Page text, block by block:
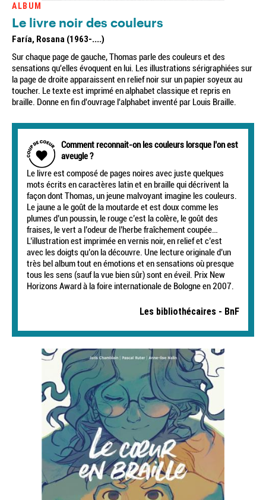
ALBUM
Le livre noir des couleurs
Faría, Rosana (1963-....)
Sur chaque page de gauche, Thomas parle des couleurs et des
sensations qu'elles évoquent en lui. Les illustrations sérigraphiées sur
la page de droite apparaissent en relief noir sur un papier soyeux au
toucher. Le texte est imprimé en alphabet classique et repris en
braille. Donne en fin d'ouvrage l'alphabet inventé par Louis Braille.
Comment reconnait-on les couleurs lorsque l’on est
aveugle ?
Le livre est composé de pages noires avec juste quelques
mots écrits en caractères latin et en braille qui décrivent la
façon dont Thomas, un jeune malvoyant imagine les couleurs.
Le jaune a le goût de la moutarde et est doux comme les
plumes d’un poussin, le rouge c’est la colère, le goût des
fraises, le vert a l’odeur de l’herbe fraîchement coupée…
L’illustration est imprimée en vernis noir, en relief et c’est
avec les doigts qu’on la découvre. Une lecture originale d’un
très bel album tout en émotions et en sensations où presque
tous les sens (sauf la vue bien sûr) sont en éveil. Prix New
Horizons Award à la foire internationale de Bologne en 2007.
Les bibliothécaires - BnF